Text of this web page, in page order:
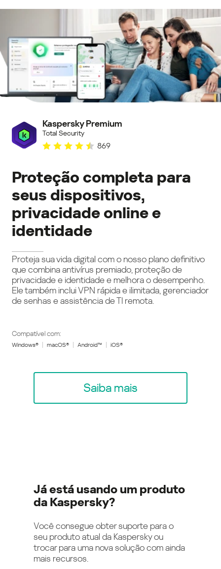
Kaspersky Premium
Total Security
869
Proteção completa para
seus dispositivos,
privacidade online e
identidade
Proteja sua vida digital com o nosso plano definitivo
que combina antivírus premiado, proteção de
privacidade e identidade e melhora o desempenho.
Ele também inclui VPN rápida e ilimitada, gerenciador
de senhas e assistência de TI remota.
Compatível com:
Windows® macOS® Android™ iOS®
Saiba mais
Já está usando um produto
da Kaspersky?
Você consegue obter suporte para o
seu produto atual da Kaspersky ou
trocar para uma nova solução com ainda
mais recursos.